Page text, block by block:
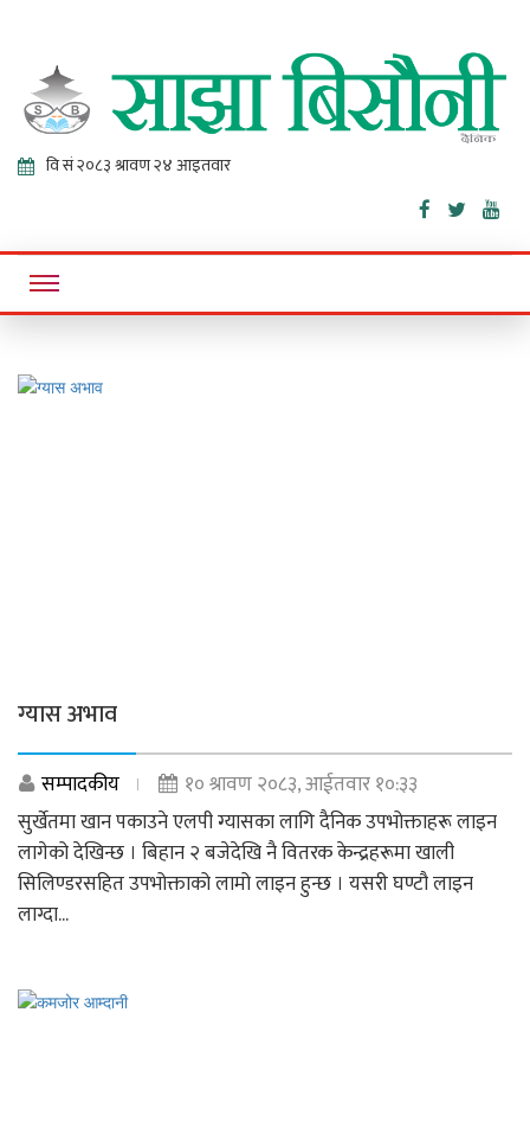
Sajha
Bisaunee
Online News Portal
ग्यास अभाव
सम्पादकीय
१० श्रावण २०८३, आईतवार १०:३३
सुर्खेतमा खान पकाउने एलपी ग्यासका लागि दैनिक उपभोक्ताहरू लाइन
लागेको देखिन्छ । बिहान २ बजेदेखि नै वितरक केन्द्रहरूमा खाली
सिलिण्डरसहित उपभोक्ताको लामो लाइन हुन्छ । यसरी घण्टौ लाइन
लाग्दा...